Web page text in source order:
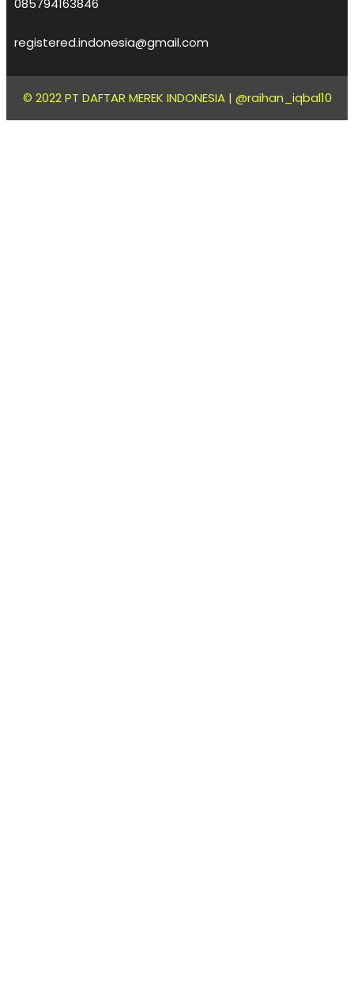
085794163846
registered.indonesia@gmail.com
© 2022 PT DAFTAR MEREK INDONESIA | @raihan_iqbal10